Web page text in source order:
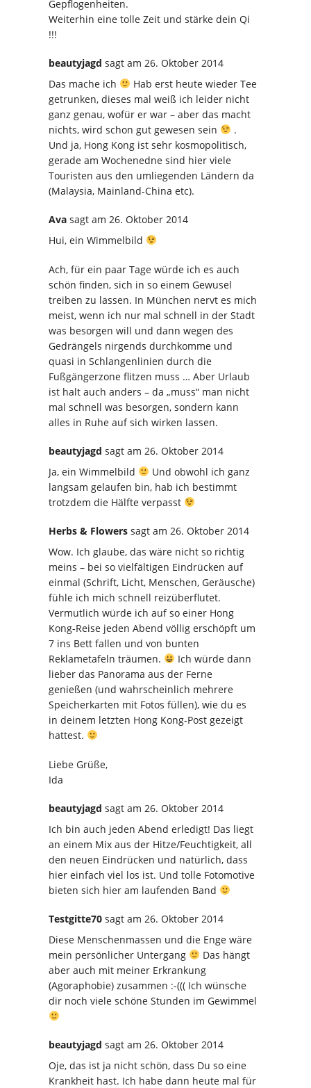
Gepflogenheiten.
Weiterhin eine tolle Zeit und stärke dein Qi
!!!
beautyjagd sagt am 26. Oktober 2014
Das mache ich
Hab erst heute wieder Tee
getrunken, dieses mal weiß ich leider nicht
ganz genau, wofür er war – aber das macht
nichts, wird schon gut gewesen sein
.
Und ja, Hong Kong ist sehr kosmopolitisch,
gerade am Wochenedne sind hier viele
Touristen aus den umliegenden Ländern da
(Malaysia, Mainland-China etc).
Ava sagt am 26. Oktober 2014
Hui, ein Wimmelbild
Ach, für ein paar Tage würde ich es auch
schön finden, sich in so einem Gewusel
treiben zu lassen. In München nervt es mich
meist, wenn ich nur mal schnell in der Stadt
was besorgen will und dann wegen des
Gedrängels nirgends durchkomme und
quasi in Schlangenlinien durch die
Fußgängerzone flitzen muss … Aber Urlaub
ist halt auch anders – da „muss“ man nicht
mal schnell was besorgen, sondern kann
alles in Ruhe auf sich wirken lassen.
beautyjagd sagt am 26. Oktober 2014
Ja, ein Wimmelbild
Und obwohl ich ganz
langsam gelaufen bin, hab ich bestimmt
trotzdem die Hälfte verpasst
Herbs & Flowers sagt am 26. Oktober 2014
Wow. Ich glaube, das wäre nicht so richtig
meins – bei so vielfältigen Eindrücken auf
einmal (Schrift, Licht, Menschen, Geräusche)
fühle ich mich schnell reizüberflutet.
Vermutlich würde ich auf so einer Hong
Kong-Reise jeden Abend völlig erschöpft um
7 ins Bett fallen und von bunten
Reklametafeln träumen.
Ich würde dann
lieber das Panorama aus der Ferne
genießen (und wahrscheinlich mehrere
Speicherkarten mit Fotos füllen), wie du es
in deinem letzten Hong Kong-Post gezeigt
hattest.
Liebe Grüße,
Ida
beautyjagd sagt am 26. Oktober 2014
Ich bin auch jeden Abend erledigt! Das liegt
an einem Mix aus der Hitze/Feuchtigkeit, all
den neuen Eindrücken und natürlich, dass
hier einfach viel los ist. Und tolle Fotomotive
bieten sich hier am laufenden Band
Testgitte70 sagt am 26. Oktober 2014
Diese Menschenmassen und die Enge wäre
mein persönlicher Untergang
Das hängt
aber auch mit meiner Erkrankung
(Agoraphobie) zusammen :-((( Ich wünsche
dir noch viele schöne Stunden im Gewimmel
beautyjagd sagt am 26. Oktober 2014
Oje, das ist ja nicht schön, dass Du so eine
Krankheit hast. Ich habe dann heute mal für